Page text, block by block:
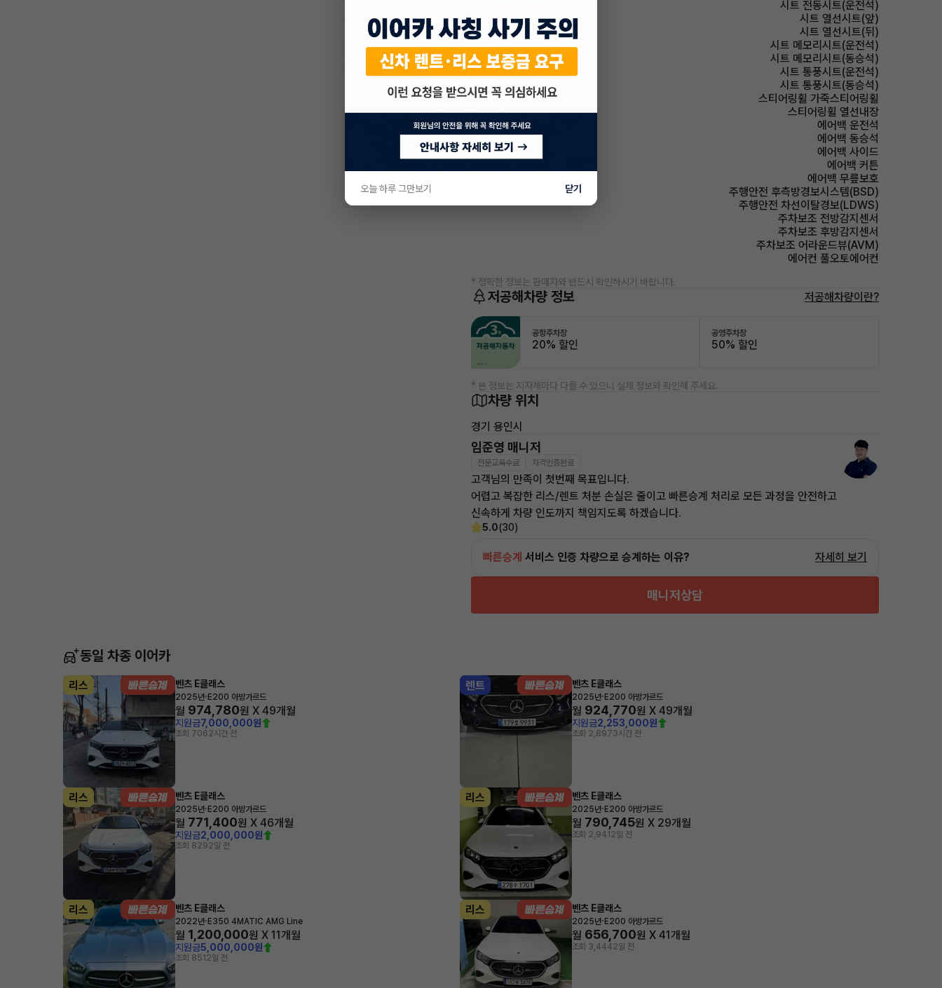
시트 전동시트(운전석)
시트 열선시트(앞)
시트 열선시트(뒤)
시트 메모리시트(운전석)
시트 메모리시트(동승석)
시트 통풍시트(운전석)
시트 통풍시트(동승석)
스티어링휠 가죽스티어링휠
스티어링휠 열선내장
에어백 운전석
에어백 동승석
에어백 사이드
에어백 커튼
에어백 무릎보호
주행안전 후측방경보시스템(BSD)
주행안전 차선이탈경보(LDWS)
주차보조 전방감지센서
주차보조 후방감지센서
주차보조 어라운드뷰(AVM)
에어컨 풀오토에어컨
* 정확한 정보는 판매자와 반드시 확인하시기 바랍니다.
저공해차량 정보 저공해차량이란?
공항주차장
20% 할인
공영주차장
50% 할인
* 본 정보는 지자체마다 다를 수 있으니 실제 정보와 확인해 주세요.
차량 위치
경기 용인시
임준영 매니저
전문교육수료 자격인증완료
고객님의 만족이 첫번째 목표입니다.
어렵고 복잡한 리스/렌트 처분 손실은 줄이고 빠른승계 처리로 모든 과정을 안전하고
신속하게 차량 인도까지 책임지도록 하겠습니다.
5.0(30)
빠른승계 서비스 인증 차량으로 승계하는 이유? 자세히 보기
매니저상담
동일 차종 이어카
리스 벤츠 E클래스
2025년· E200 아방가르드
월 974,780원 X 49개월
지원금7,000,000원
조회 7062시간 전
렌트 벤츠 E클래스
2025년· E200 아방가르드
월 924,770원 X 49개월
지원금2,253,000원
조회 2,8973시간 전
리스 벤츠 E클래스
2025년· E200 아방가르드
월 771,400원 X 46개월
지원금2,000,000원
조회 8292일 전
리스 벤츠 E클래스
2025년· E200 아방가르드
월 790,745원 X 29개월
조회 2,941 2일 전
리스 벤츠 E클래스
2022년· E350 4MATIC AMG Line
월 1,200,000원 X 11개월
지원금5,000,000원
조회 851 2일 전
리스 벤츠 E클래스
2025년· E200 아방가르드
월 656,700원 X 41개월
조회 3,4442일 전
오늘 하루 그만보기 닫기